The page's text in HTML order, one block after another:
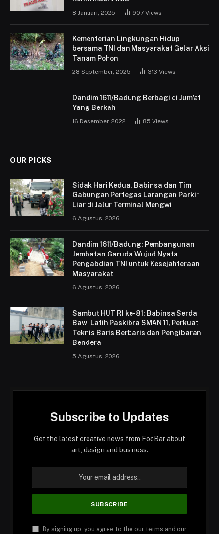
8 Januari, 2025 907 Views
Kementerian Lingkungan Hidup
bersama TNI dan Masyarakat Gelar Aksi
Tanam Pohon
28 September, 2025 313 Views
Dandim 1611/Badung Berbagi di Jum’at
Yang Berkah
16 Desember, 2022 85 Views
OUR PICKS
Sidak Hari Kedua, Babinsa dan Tim
Gabungan Pertegas Larangan Parkir
Liar di Jalur Terminal Mengwi
6 Agustus, 2026
Dandim 1611/Badung: Pembangunan
Jembatan Garuda Wujud Nyata
Pengabdian TNI untuk Kesejahteraan
Masyarakat
6 Agustus, 2026
Sambut HUT RI ke-81: Babinsa Serda
Bawi Latih Paskibra SMAN 11, Perkuat
Teknis Baris Berbaris dan Pengibaran
Bendera
5 Agustus, 2026
Subscribe to Updates
Get the latest creative news from FooBar about
art, design and business.
By signing up, you agree to the our terms and our